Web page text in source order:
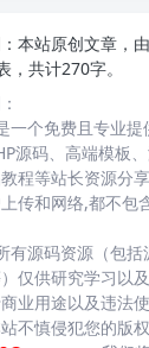
本站原创文章，由
，共计270字。
一个免费且专业
源码、高端模板
程等站长资源分
传和网络,都不包
有源码资源（包
仅供研究学习以
业用途以及违法
不慎侵犯您的版权